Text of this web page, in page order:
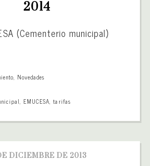
2014
(Cementerio municipal)
, Novedades
, EMUCESA,tarifas
DICIEMBRE DE 2013